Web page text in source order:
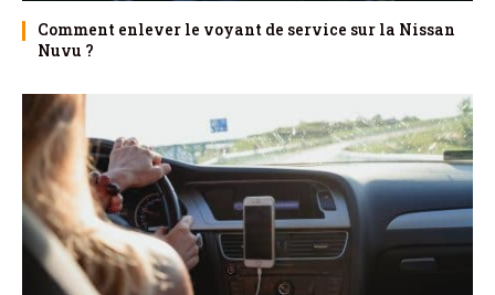
Comment enlever le voyant de service sur la Nissan
Nuvu ?